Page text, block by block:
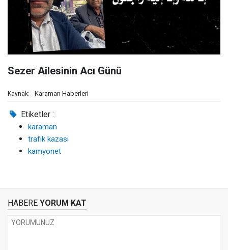
Sezer Ailesinin Acı Günü
Kaynak: Karaman Haberleri
Etiketler :
karaman
trafik kazası
kamyonet
HABERE YORUM KAT